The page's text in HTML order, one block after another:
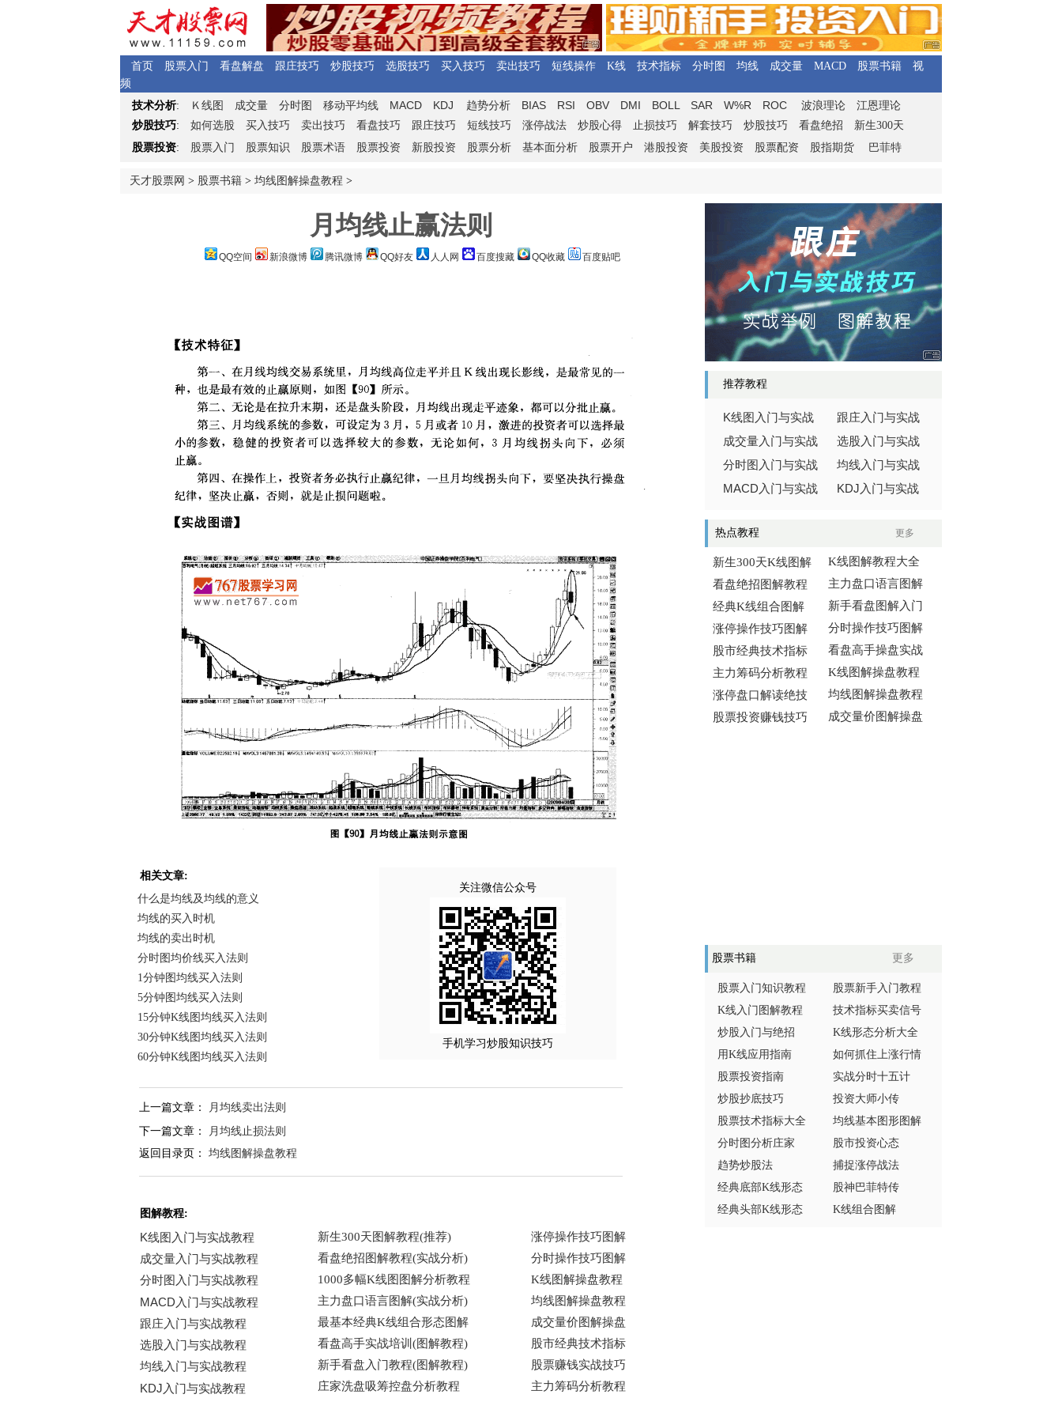
首页 股票入门 看盘解盘 跟庄技巧 炒股技巧 选股技巧 买入技巧 卖出技巧 短线操作 K线 技术指标 分时图 均线 成交量 MACD 股票书籍
视
频
技术分析: Ｋ 线图 成交量 分时图 移动平均线 MACD KDJ 趋势分析 BIAS RSI OBV DMI BOLL SAR W%R ROC 波浪理论
江恩理论
炒股技巧: 如何选股 买入技巧 卖出技巧 看盘技巧 跟庄技巧 短线技巧 涨停战法 炒股心得 止损技巧 解套技巧 炒股技巧 看盘绝招
新生300天
股票投资: 股票入门 股票知识 股票术语 股票投资 新股投资 股票分析 基本面分析 股票开户 港股投资 美股投资 股票配资 股指期货 巴菲特
天才股票网 > 股票书籍 > 均线图解操盘教程 >
月均线止赢法则
QQ空间 新浪微博 腾讯微博 QQ好友 人人网 百度搜藏 QQ收藏 百度贴吧
相关文章:
什么是均线及均线的意义
均线的买入时机
均线的卖出时机
分时图均价线买入法则
1分钟图均线买入法则
5分钟图均线买入法则
15分钟K线图均线买入法则
30分钟K线图均线买入法则
60分钟K线图均线买入法则
关注微信公众号
手机学习炒股知识技巧
上一篇文章：
月均线卖出法则
下一篇文章：
月均线止损法则
返回目录页： 均线图解操盘教程
图解教程:
推荐教程
K线图入门与实战
成交量入门与实战
分时图入门与实战
MACD 入门与实战
跟庄入门与实战
选股入门与实战
均线入门与实战
KDJ 入门与实战
热点教程 更多
新生300天K线图解
看盘绝招图解教程
经典K线组合图解
涨停操作技巧图解
股市经典技术指标
主力筹码分析教程
涨停盘口解读绝技
股票投资赚钱技巧
K线图解教程大全
主力盘口语言图解
新手看盘图解入门
分时操作技巧图解
看盘高手操盘实战
K线图解操盘教程
均线图解操盘教程
成交量价图解操盘
股票书籍 更多
股票入门知识教程
K线入门图解教程
炒股入门与绝招
用K线应用指南
股票投资指南
炒股抄底技巧
股票技术指标大全
分时图分析庄家
趋势炒股法
经典底部K线形态
经典头部K线形态
股票新手入门教程
技术指标买卖信号
K线形态分析大全
如何抓住上涨行情
实战分时十五计
投资大师小传
均线基本图形图解
股市投资心态
捕捉涨停战法
股神巴菲特传
K线组合图解